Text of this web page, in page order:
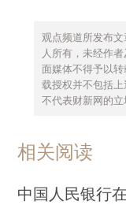
观点频道所发布
人所有，未经作
面媒体不得予以
载授权并不包括上
不代表财新网的立
相关阅读
中国人民银行